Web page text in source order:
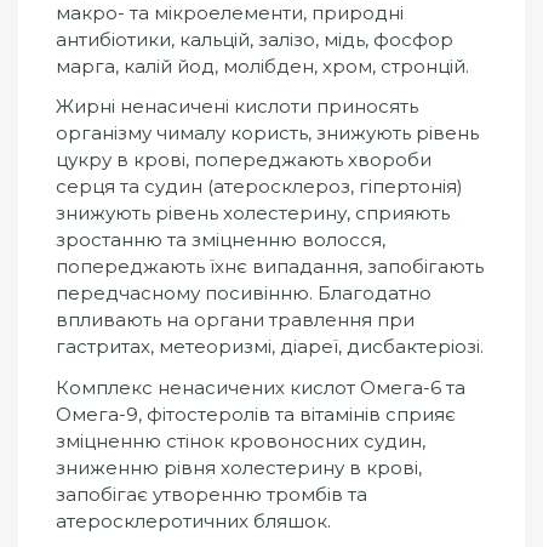
макро- та мікроелементи, природні
антибіотики, кальцій, залізо, мідь, фосфор
марга, калій йод, молібден, хром, стронцій.
Жирні ненасичені кислоти приносять
організму чималу користь, знижують рівень
цукру в крові, попереджають хвороби
серця та судин (атеросклероз, гіпертонія)
знижують рівень холестерину, сприяють
зростанню та зміцненню волосся,
попереджають їхнє випадання, запобігають
передчасному посивінню. Благодатно
впливають на органи травлення при
гастритах, метеоризмі, діареї, дисбактеріозі.
Комплекс ненасичених кислот Омега-6 та
Омега-9, фітостеролів та вітамінів сприяє
зміцненню стінок кровоносних судин,
зниженню рівня холестерину в крові,
запобігає утворенню тромбів та
атеросклеротичних бляшок.